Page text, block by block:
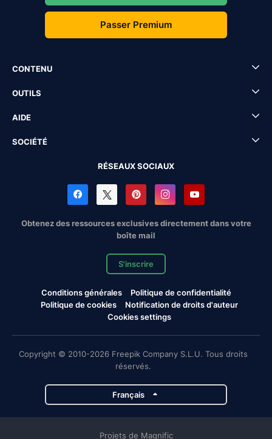
Passer Premium
CONTENU
OUTILS
AIDE
SOCIÉTÉ
RÉSEAUX SOCIAUX
Obtenez des ressources exclusives directement dans votre
boîte mail
S'inscrire
Conditions générales
Politique de confidentialité
Politique de cookies
Notification de droits d'auteur
Cookies settings
Copyright © 2010-2026 Freepik Company S.L.U. Tous droits
réservés.
Français
Projets de Magnific